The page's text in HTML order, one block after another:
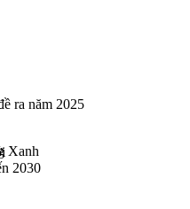
ra năm 2025
2030
Xanh